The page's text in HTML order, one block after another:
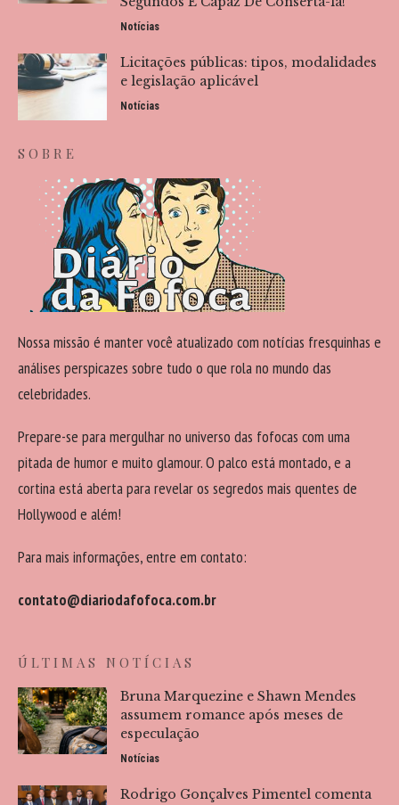
Notícias
Licitações públicas: tipos, modalidades
e legislação aplicável
Notícias
SOBRE
Nossa missão é manter você atualizado com notícias fresquinhas e
análises perspicazes sobre tudo o que rola no mundo das
celebridades.
Prepare-se para mergulhar no universo das fofocas com uma
pitada de humor e muito glamour. O palco está montado, e a
cortina está aberta para revelar os segredos mais quentes de
Hollywood e além!
Para mais informações, entre em contato:
contato@diariodafofoca.com.br
ÚLTIMAS NOTÍCIAS
Bruna Marquezine e Shawn Mendes
assumem romance após meses de
especulação
Notícias
Rodrigo Gonçalves Pimentel comenta